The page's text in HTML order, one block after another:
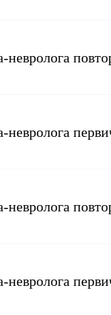
невролога
невролога